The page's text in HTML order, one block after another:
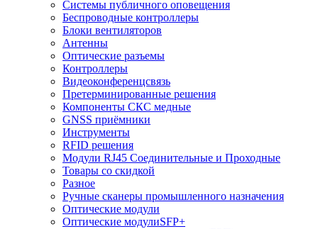
Системы публичного оповещения
Беспроводные контроллеры
Блоки вентиляторов
Антенны
Оптические разъемы
Контроллеры
Видеоконференцсвязь
Претерминированные решения
Компоненты СКС медные
GNSS приёмники
Инструменты
RFID решения
Модули RJ45 Соединительные и Проходные
Товары со скидкой
Разное
Ручные сканеры промышленного назначения
Оптические модули
Оптические модулиSFP+